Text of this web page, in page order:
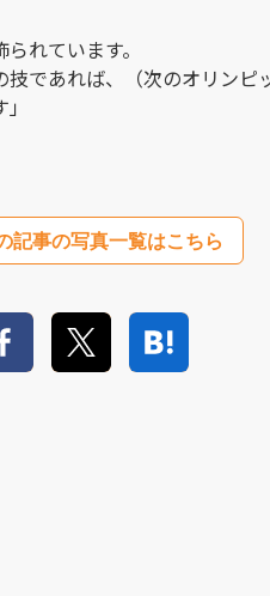
れています。
技であれば、（次のオリンピ
記事の写真一覧はこちら